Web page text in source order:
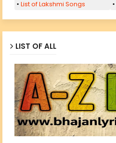
List of Lakshmi Songs
LIST OF ALL